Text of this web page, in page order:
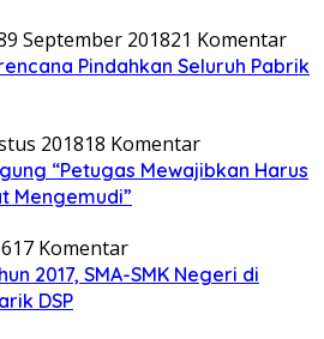
9 September 201821 Komentar
Pindahkan Seluruh Pabrik
201818 Komentar
“Petugas Mewajibkan Harus
Mengemudi”
17 Komentar
2017, SMA-SMK Negeri di
DSP